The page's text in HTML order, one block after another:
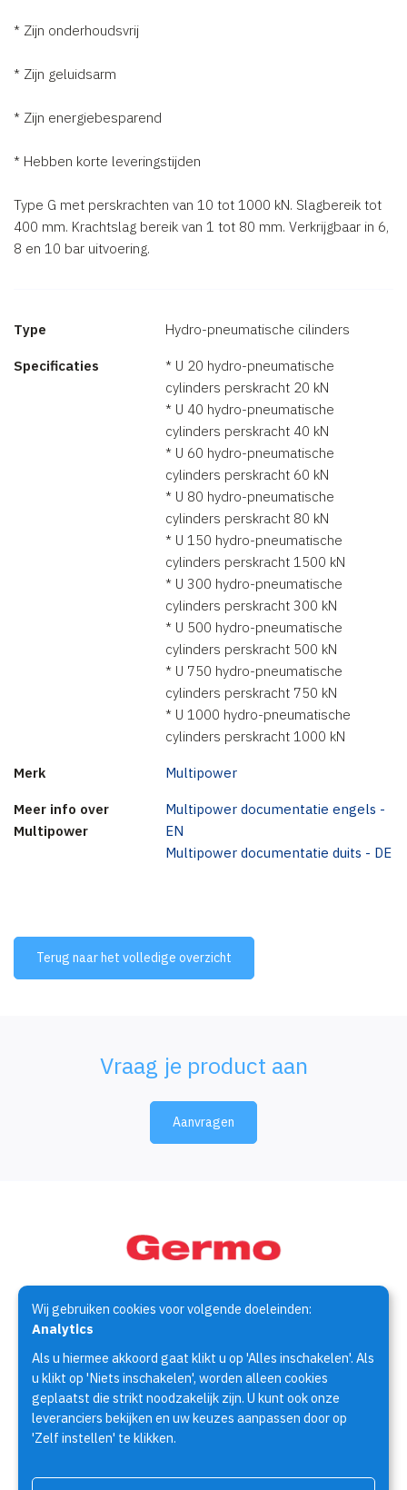
Wij gebruiken cookies voor volgende doeleinden:
Analytics
Als u hiermee akkoord gaat klikt u op 'Alles inschakelen'. Als
u klikt op 'Niets inschakelen', worden alleen cookies
geplaatst die strikt noodzakelijk zijn. U kunt ook onze
leveranciers bekijken en uw keuzes aanpassen door op
'Zelf instellen' te klikken.
* Zijn onderhoudsvrij
* Zijn geluidsarm
* Zijn energiebesparend
* Hebben korte leveringstijden
Type G met perskrachten van 10 tot 1000 kN. Slagbereik tot
400 mm. Krachtslag bereik van 1 tot 80 mm. Verkrijgbaar in 6,
8 en 10 bar uitvoering.
Type Hydro-pneumatische cilinders
Specificaties
* U 20 hydro-pneumatische
cylinders perskracht 20 kN
* U 40 hydro-pneumatische
cylinders perskracht 40 kN
* U 60 hydro-pneumatische
cylinders perskracht 60 kN
* U 80 hydro-pneumatische
cylinders perskracht 80 kN
* U 150 hydro-pneumatische
cylinders perskracht 1500 kN
* U 300 hydro-pneumatische
cylinders perskracht 300 kN
* U 500 hydro-pneumatische
cylinders perskracht 500 kN
* U 750 hydro-pneumatische
cylinders perskracht 750 kN
* U 1000 hydro-pneumatische
cylinders perskracht 1000 kN
Merk Multipower
Meer info over
Multipower
Multipower documentatie engels -
EN
Multipower documentatie duits - DE
Terug naar het volledige overzicht
Vraag je product aan
Aanvragen
Germo Techniek is specialist op het gebied van de
assemblagetechniek. Al meer dan 30 jaar houden wij ons bezig
met het zoeken naar oplossingen voor assemblage
vraagstukken.